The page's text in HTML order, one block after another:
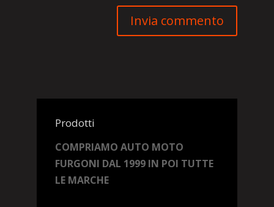
Prodotti
COMPRIAMO AUTO MOTO
FURGONI DAL 1999 IN POI TUTTE
LE MARCHE